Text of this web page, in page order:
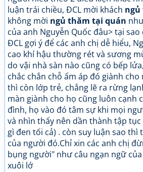
luận trái chiều, ĐCL mời khách
không mời ngủ thăm tại quán
của anh Nguyễn Quốc đâu> tại
ĐCL gợi ý để các anh chị dễ hiểu,
cao khí hậu thường rét và sương
do vậi nhà sàn nào cũng có bếp
chắc chắn chỗ ấm áp đó giành
thì còn lớp trẻ, chẳng lẽ ra rừng
màn giành cho họ cũng luôn cạnh
đình, họ vào đó tâm sự khi mọi
và nhìn thấy nên dần thành tập
gì đen tối cả) . còn suy luận sao thì
của người đó.Chỉ xin các anh chị
bụng người" như câu ngạn ngữ
xuôi lớ